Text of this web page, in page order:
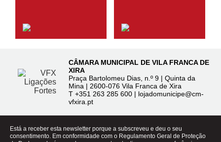
CÂMARA MUNICIPAL DE VILA FRANCA DE
XIRA
Praça Bartolomeu Dias, n.º 9 | Quinta da
Mina | 2600-076 Vila Franca de Xira
T +351 263 285 600 | lojadomunicipe@cm-
vfxira.pt
Está a receber esta newsletter porque a subscreveu e deu o seu
consentimento. Em conformidade com o Regulamento Geral de Proteção